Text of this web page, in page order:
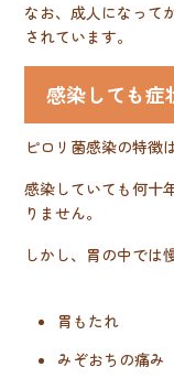
なお、成人になって
されています。
感染しても症
ピロリ菌感染の特徴
感染していても何十
りません。
しかし、胃の中では
胃もたれ
みぞおちの痛み